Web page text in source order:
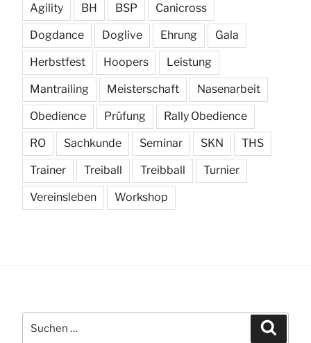
Agility BH BSP Canicross
Dogdance Doglive Ehrung Gala
Herbstfest Hoopers Leistung
Mantrailing Meisterschaft Nasenarbeit
Obedience Prüfung Rally Obedience
RO Sachkunde Seminar SKN THS
Trainer Treiball Treibball Turnier
Vereinsleben Workshop
nach: